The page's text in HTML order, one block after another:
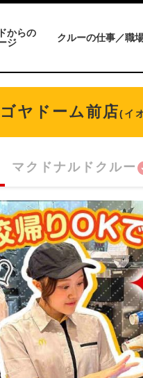
からの
ジ
クルーの仕事／職
ヤドーム前店(イ
マクドナルドクルー